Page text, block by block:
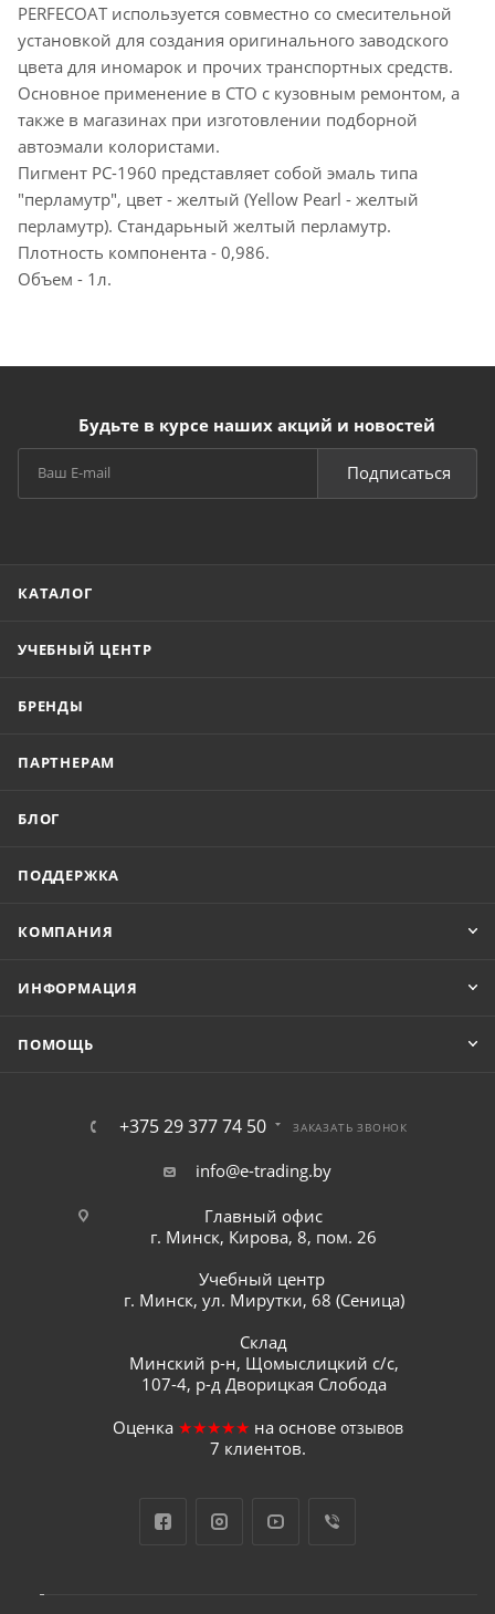
PERFECOAT используется совместно со смесительной
установкой для создания оригинального заводского
цвета для иномарок и прочих транспортных средств.
Основное применение в СТО с кузовным ремонтом, а
также в магазинах при изготовлении подборной
автоэмали колористами.
Пигмент PC-1960 представляет собой эмаль типа
"перламутр", цвет - желтый (Yellow Pearl - желтый
перламутр). Стандарьный желтый перламутр.
Плотность компонента - 0,986.
Объем - 1л.
Будьте в курсе наших акций и новостей
Подписаться
КАТАЛОГ
УЧЕБНЫЙ ЦЕНТР
БРЕНДЫ
ПАРТНЕРАМ
БЛОГ
ПОДДЕРЖКА
КОМПАНИЯ
ИНФОРМАЦИЯ
ПОМОЩЬ
+375 29 377 74 50 ЗАКАЗАТЬ ЗВОНОК
info@e-trading.by
Главный офис
г. Минск, Кирова, 8, пом. 26
Учебный центр
г. Минск, ул. Мирутки, 68 (Сеница)
Склад
Минский р-н, Щомыслицкий с/с,
107-4, р-д Дворицкая Слобода
Оценка ★★★★★ на основе отзывов
7 клиентов.